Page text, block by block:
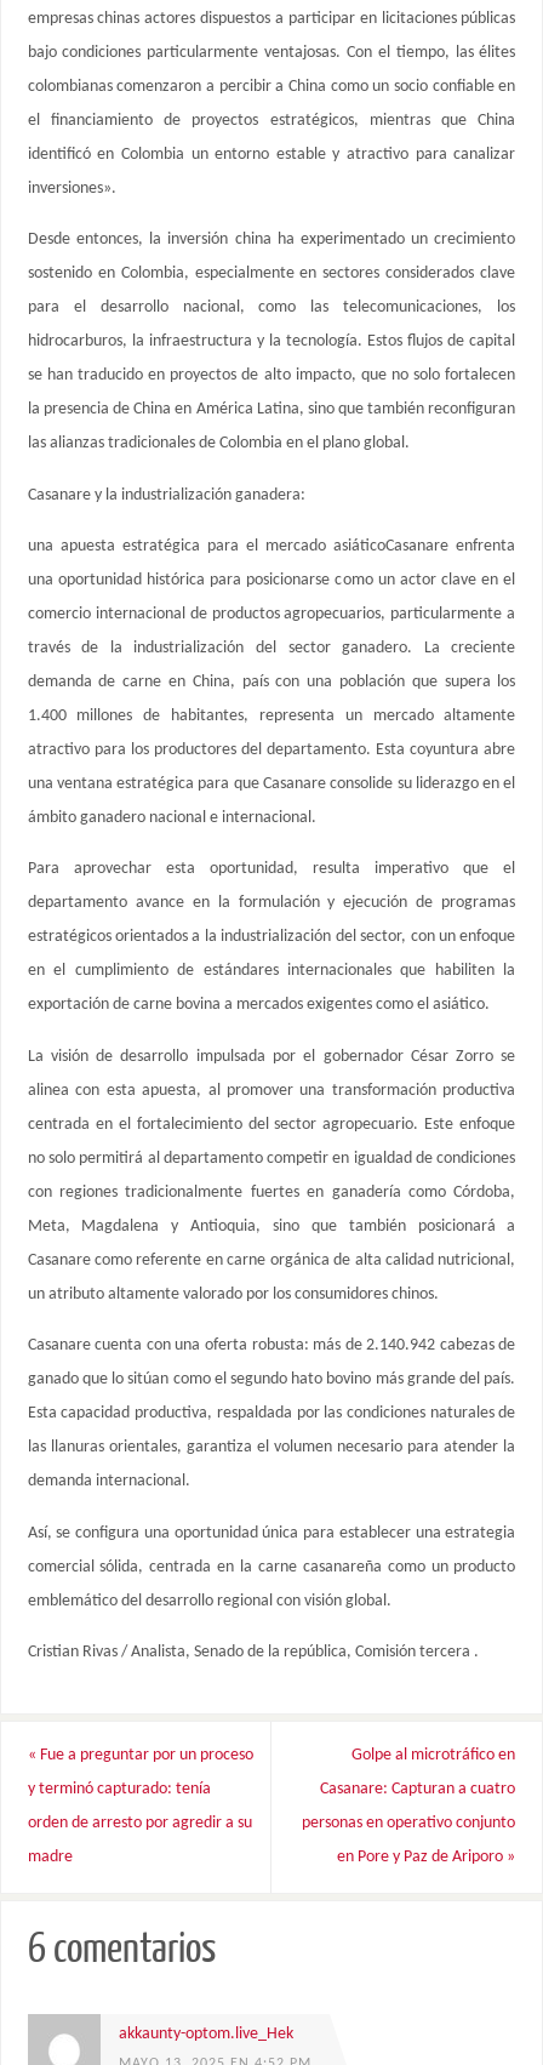
empresas chinas actores dispuestos a participar en licitaciones públicas
bajo condiciones particularmente ventajosas. Con el tiempo, las élites
colombianas comenzaron a percibir a China como un socio confiable en
el financiamiento de proyectos estratégicos, mientras que China
identificó en Colombia un entorno estable y atractivo para canalizar
inversiones».
Desde entonces, la inversión china ha experimentado un crecimiento
sostenido en Colombia, especialmente en sectores considerados clave
para el desarrollo nacional, como las telecomunicaciones, los
hidrocarburos, la infraestructura y la tecnología. Estos flujos de capital
se han traducido en proyectos de alto impacto, que no solo fortalecen
la presencia de China en América Latina, sino que también reconfiguran
las alianzas tradicionales de Colombia en el plano global.
Casanare y la industrialización ganadera:
una apuesta estratégica para el mercado asiáticoCasanare enfrenta
una oportunidad histórica para posicionarse como un actor clave en el
comercio internacional de productos agropecuarios, particularmente a
través de la industrialización del sector ganadero. La creciente
demanda de carne en China, país con una población que supera los
1.400 millones de habitantes, representa un mercado altamente
atractivo para los productores del departamento. Esta coyuntura abre
una ventana estratégica para que Casanare consolide su liderazgo en el
ámbito ganadero nacional e internacional.
Para aprovechar esta oportunidad, resulta imperativo que el
departamento avance en la formulación y ejecución de programas
estratégicos orientados a la industrialización del sector, con un enfoque
en el cumplimiento de estándares internacionales que habiliten la
exportación de carne bovina a mercados exigentes como el asiático.
La visión de desarrollo impulsada por el gobernador César Zorro se
alinea con esta apuesta, al promover una transformación productiva
centrada en el fortalecimiento del sector agropecuario. Este enfoque
no solo permitirá al departamento competir en igualdad de condiciones
con regiones tradicionalmente fuertes en ganadería como Córdoba,
Meta, Magdalena y Antioquia, sino que también posicionará a
Casanare como referente en carne orgánica de alta calidad nutricional,
un atributo altamente valorado por los consumidores chinos.
Casanare cuenta con una oferta robusta: más de 2.140.942 cabezas de
ganado que lo sitúan como el segundo hato bovino más grande del país.
Esta capacidad productiva, respaldada por las condiciones naturales de
las llanuras orientales, garantiza el volumen necesario para atender la
demanda internacional.
Así, se configura una oportunidad única para establecer una estrategia
comercial sólida, centrada en la carne casanareña como un producto
emblemático del desarrollo regional con visión global.
Cristian Rivas / Analista, Senado de la república, Comisión tercera .
« Fue a preguntar por un proceso
y terminó capturado: tenía
orden de arresto por agredir a su
madre
Golpe al microtráfico en
Casanare: Capturan a cuatro
personas en operativo conjunto
en Pore y Paz de Ariporo »
6 comentarios
akkaunty-optom.live_Hek